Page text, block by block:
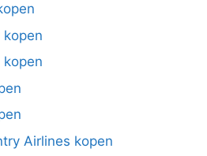
Airlines kopen